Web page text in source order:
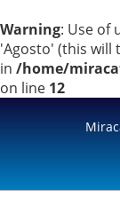
Warning: Use of
'Agosto' (this will
in /home/
on line 12